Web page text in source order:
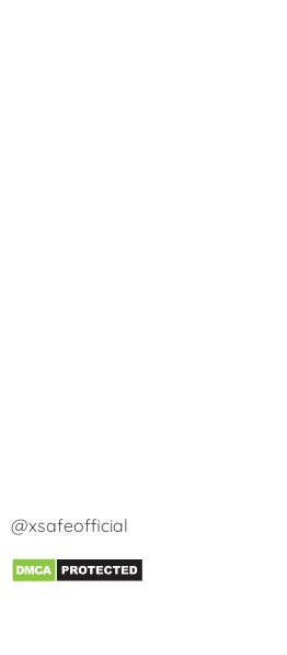
@xsafeofficial